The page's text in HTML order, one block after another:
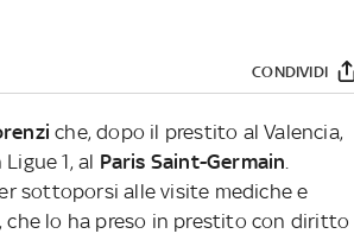
CONDIVIDI
che, dopo il prestito al Valencia,
1, al Paris Saint-Germain.
sottoporsi alle visite mediche e
lo ha preso in prestito con diritto